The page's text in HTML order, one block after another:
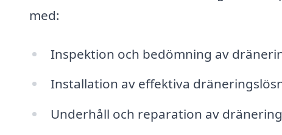
med:
Inspektion och bedömning av
Installation av effektiva
Underhåll och reparation av